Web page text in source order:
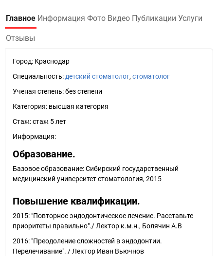
Главное Информация Фото Видео Публикации Услуги
Отзывы
Город: Краснодар
Специальность: детский стоматолог, стоматолог
Ученая степень:без степени
Категория: высшая категория
Стаж:стаж 5 лет
Информация:
Образование.
Базовое образование: Сибирский государственный
медицинский университет стоматология, 2015
Повышение квалификации.
2015: "Повторное эндодонтическое лечение. Расставьте
приоритеты правильно"./ Лектор к.м.н., Болячин А.В
2016: "Преодоление сложностей в эндодонтии.
Перелечивание". / Лектор Иван Вьючнов